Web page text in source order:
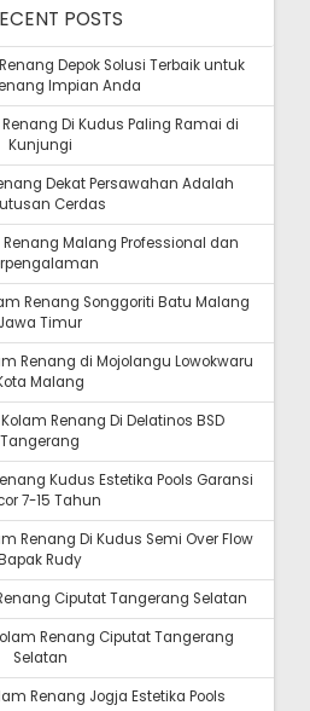
POSTS
Depok Solusi Terbaik untuk
Impian Anda
Di Kudus Paling Ramai di
Kunjungi
Dekat Persawahan Adalah
Cerdas
Malang Professional dan
Renang Songgoriti Batu Malang
Jawa Timur
Renang di Mojolangu Lowokwaru
Malang
Renang Di Delatinos BSD
Tangerang
Kudus Estetika Pools Garansi
7-15 Tahun
Renang Di Kudus Semi Over Flow
Rudy
Ciputat Tangerang Selatan
Renang Ciputat Tangerang
Selatan
Renang Jogja Estetika Pools